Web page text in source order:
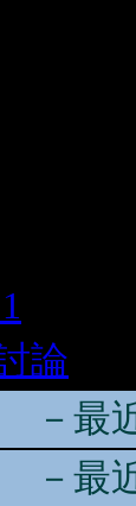
1
論
－最
－最